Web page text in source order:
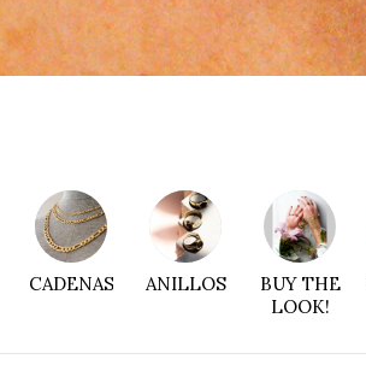
CADENAS ANILLOS
BUY THE
LOOK!